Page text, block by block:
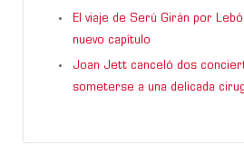
El viaje de Serú Girán por
nuevo capítulo
Joan Jett canceló dos
someterse a una delicada